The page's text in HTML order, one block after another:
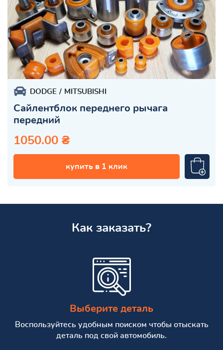
DODGE MITSUBISHI
Сайлентблок переднего рычага
передний
1050.00 ₴
купить в 1 клик
Как заказать?
Выберите деталь
Воспользуйтесь удобным поиском чтобы отыскать
деталь под свой автомобиль.